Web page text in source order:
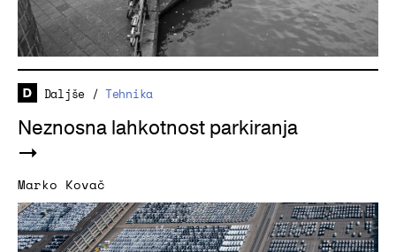
Daljše /Tehnika
Neznosna lahkotnost parkiranja
Marko Kovač